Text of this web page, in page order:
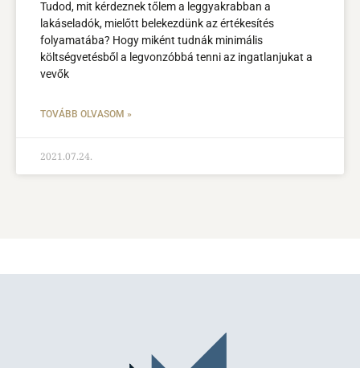
Tudod, mit kérdeznek tőlem a leggyakrabban a
lakáseladók, mielőtt belekezdünk az értékesítés
folyamatába? Hogy miként tudnák minimális
költségvetésből a legvonzóbbá tenni az ingatlanjukat a
vevők
TOVÁBB OLVASOM »
2021.07.24.